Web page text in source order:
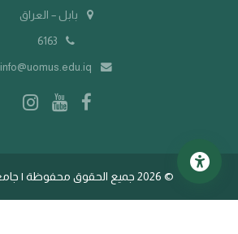
بابل – العراق
info@uomus.edu.iq
© 2026 جميع الحقوق محفوظة | جامعة المستقبل